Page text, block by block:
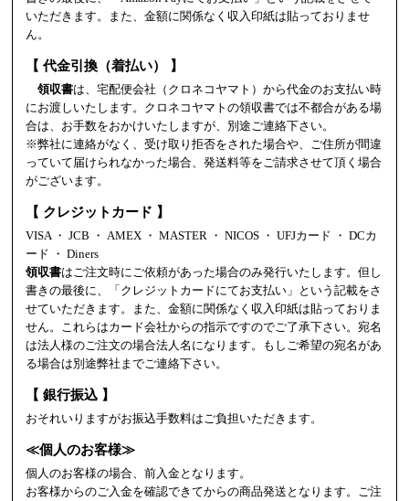
いただきます。また、金額に関係なく収入印紙は貼っておりませ
ん。
【 代金引換（着払い） 】
領収書は、宅配便会社（クロネコヤマト）から代金のお支払い時
にお渡しいたします。クロネコヤマトの領収書では不都合がある場
合は、お手数をおかけいたしますが、別途ご連絡下さい。
※弊社に連絡がなく、受け取り拒否をされた場合や、ご住所が間違
っていて届けられなかった場合、発送料等をご請求させて頂く場合
がございます。
【 クレジットカード 】
VISA ・ JCB ・ AMEX ・ MASTER ・ NICOS ・ UFJカード ・ DCカ
ード ・ Diners
領収書はご注文時にご依頼があった場合のみ発行いたします。但し
書きの最後に、「クレジットカードにてお支払い」という記載をさ
せていただきます。また、金額に関係なく収入印紙は貼っておりま
せん。これらはカード会社からの指示ですのでご了承下さい。宛名
は法人様のご注文の場合法人名になります。もしご希望の宛名があ
る場合は別途弊社までご連絡下さい。
【 銀行振込 】
おそれいりますがお振込手数料はご負担いただきます。
≪個人のお客様≫
個人のお客様の場合、前入金となります。
お客様からのご入金を確認できてからの商品発送となります。ご注